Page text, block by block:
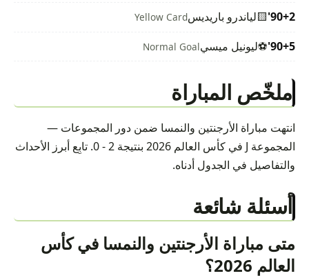
90+2'
🟨لياندرو باريديسYellow Card
90+5'
⚽ليونيل ميسيNormal Goal
ملخّص المباراة
انتهت مباراة الأرجنتين والنمسا ضمن دور المجموعات —
المجموعة J في كأس العالم 2026 بنتيجة 2 - 0. تابِع أبرز الأحداث
والتفاصيل في الجدول أدناه.
أسئلة شائعة
متى مباراة الأرجنتين والنمسا في كأس
العالم 2026؟